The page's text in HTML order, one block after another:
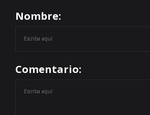
Nombre:
Comentario: